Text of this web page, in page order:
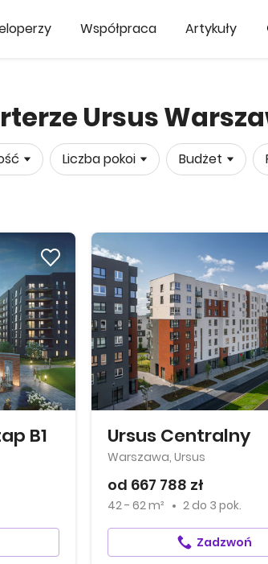
Współpraca Artykuły
Ursus
Liczba pokoi Budżet
B1 Ursus Centralny
Warszawa, Ursus
od 667 788 zł
42 - 62 m² 2do 3 pok.
Zadzwoń